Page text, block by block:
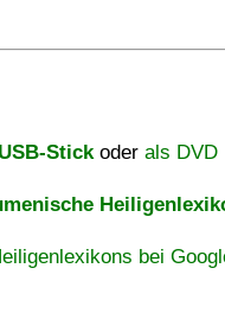
Stickoder als DVD
bei